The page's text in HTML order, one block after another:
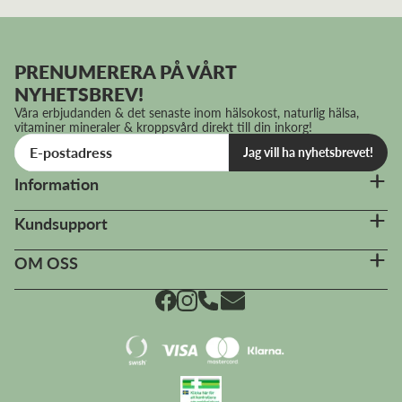
PRENUMERERA PÅ VÅRT
NYHETSBREV!
Våra erbjudanden & det senaste inom hälsokost, naturlig hälsa,
vitaminer mineraler & kroppsvård direkt till din inkorg!
Jag vill ha nyhetsbrevet!
Information
Kundsupport
OM OSS